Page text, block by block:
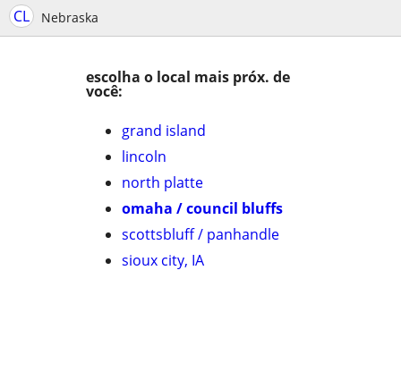
CL Nebraska
escolha o local mais próx. de
você:
grand island
lincoln
north platte
omaha / council bluffs
scottsbluff / panhandle
sioux city, IA